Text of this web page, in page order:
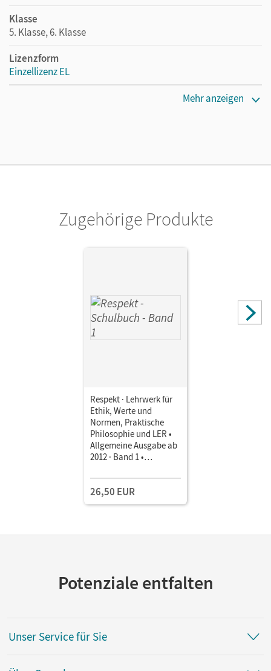
Klasse
5. Klasse, 6. Klasse
Lizenzform
Einzellizenz EL
Mehr anzeigen
Zugehörige Produkte
Respekt · Lehrwerk für
Ethik, Werte und
Normen, Praktische
Philosophie und LER •
Allgemeine Ausgabe ab
2012 · Band 1 •
26,50 EUR
Potenziale entfalten
Unser Service für Sie